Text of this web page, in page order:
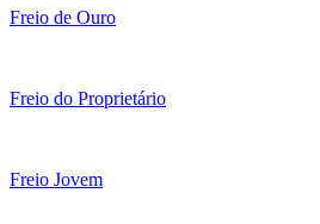
Freio de Ouro
Freio do Proprietário
Freio Jovem